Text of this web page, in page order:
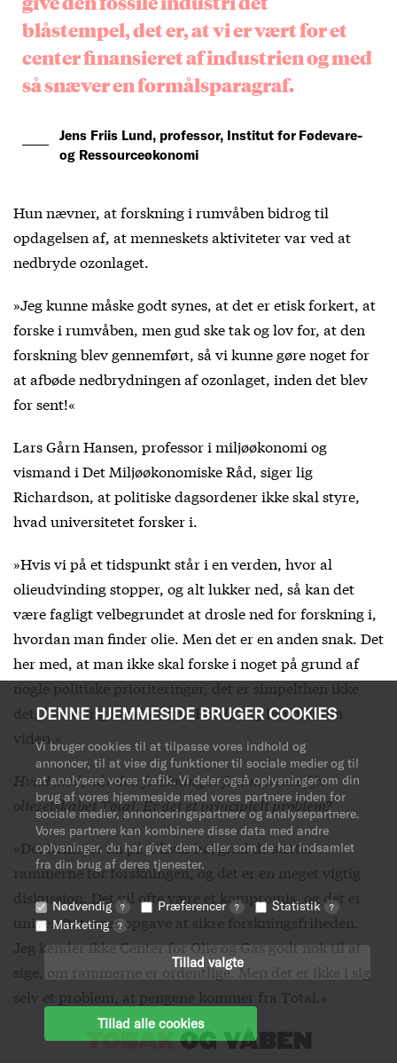
DENNE HJEMMESIDE BRUGER COOKIES
Vi bruger cookies til at tilpasse vores indhold og
annoncer, til at vise dig funktioner til sociale medier og til
at analysere vores trafik. Vi deler også oplysninger om din
brug af vores hjemmeside med vores partnere inden for
sociale medier, annonceringspartnere og analysepartnere.
Vores partnere kan kombinere disse data med andre
oplysninger, du har givet dem, eller som de har indsamlet
fra din brug af deres tjenester.
Nødvendig ? Præferencer ? Statistik ?
Marketing ?
Tillad valgte
Tillad alle cookies
blåstempel, det er, at vi er vært for et
center finansieret af industrien og med
så snæver en formålsparagraf.
Jens Friis Lund, professor, Institut for Fødevare-
og Ressourceøkonomi
Hun nævner, at forskning i rumvåben bidrog til
opdagelsen af, at menneskets aktiviteter var ved at
nedbryde ozonlaget.
»Jeg kunne måske godt synes, at det er etisk forkert, at
forske i rumvåben, men gud ske tak og lov for, at den
forskning blev gennemført, så vi kunne gøre noget for
at afbøde nedbrydningen af ozonlaget, inden det blev
for sent!«
Lars Gårn Hansen, professor i miljøøkonomi og
vismand i Det Miljøøkonomiske Råd, siger lig
Richardson, at politiske dagsordener ikke skal styre,
hvad universitetet forsker i.
»Hvis vi på et tidspunkt står i en verden, hvor al
olieudvinding stopper, og alt lukker ned, så kan det
være fagligt velbegrundet at drosle ned for forskning i,
hvordan man finder olie. Men det er en anden snak. Det
her med, at man ikke skal forske i noget på grund af
nogle politiske prioriteringer, det er simpelthen ikke
det, forskning handler om. Forskning handler om
viden.«
Hvad med, når den forskning er finansieret af fx
olieselskabet Total. Er det et principielt problem?
»Det kommer an på, i hvor høj grad de sætter
rammerne for forskningen, og det er en meget vigtig
diskussion. Det vil ofte være et kompromis, og det er
universiteternes opgave at sikre forskningsfriheden.
Jeg kender ikke Center for Olie og Gas godt nok til at
sige, om rammerne er ordentlige. Men det er ikke i sig
selv et problem, at pengene kommer fra Total.«
TOBAKOG VÅBEN